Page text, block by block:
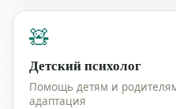
🧸
Детский психолог
Помощь детям и
адаптация